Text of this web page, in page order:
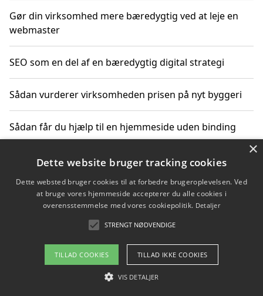
Gør din virksomhed mere bæredygtig ved at leje en
webmaster
SEO som en del af en bæredygtig digital strategi
Sådan vurderer virksomheden prisen på nyt byggeri
Sådan får du hjælp til en hjemmeside uden binding
Copyright 2026 - Pilanto Aps
Om / kontakt
Blog Betingelser
×
Dette website bruger tracking cookies
Dette websted bruger cookies til at forbedre brugeroplevelsen. Ved
at bruge vores hjemmeside accepterer du alle cookies i
overensstemmelse med vores cookiepolitik. Detaljer
STRENGT NØDVENDIGE
TILLAD COOKIES TILLAD IKKE COOKIES
VIS DETALJER